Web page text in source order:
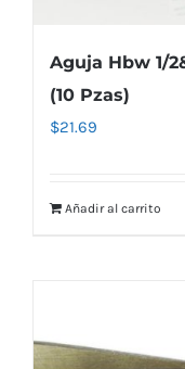
Aguja Hbw 1/
(10 Pzas)
$21.69
Añadir al carrito